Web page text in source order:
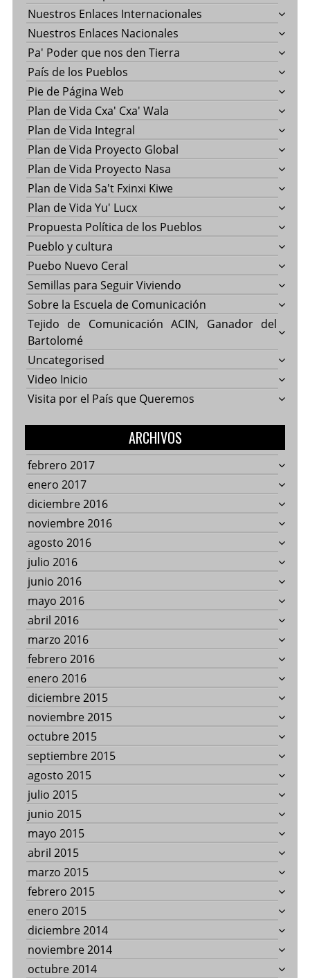
Nuestros Enlaces Internacionales
Nuestros Enlaces Nacionales
Pa' Poder que nos den Tierra
País de los Pueblos
Pie de Página Web
Plan de Vida Cxa' Cxa' Wala
Plan de Vida Integral
Plan de Vida Proyecto Global
Plan de Vida Proyecto Nasa
Plan de Vida Sa't Fxinxi Kiwe
Plan de Vida Yu' Lucx
Propuesta Política de los Pueblos
Pueblo y cultura
Puebo Nuevo Ceral
Semillas para Seguir Viviendo
Sobre la Escuela de Comunicación
Tejido de Comunicación ACIN, Ganador del
Bartolomé
Uncategorised
Video Inicio
Visita por el País que Queremos
ARCHIVOS
febrero 2017
enero 2017
diciembre 2016
noviembre 2016
agosto 2016
julio 2016
junio 2016
mayo 2016
abril 2016
marzo 2016
febrero 2016
enero 2016
diciembre 2015
noviembre 2015
octubre 2015
septiembre 2015
agosto 2015
julio 2015
junio 2015
mayo 2015
abril 2015
marzo 2015
febrero 2015
enero 2015
diciembre 2014
noviembre 2014
octubre 2014